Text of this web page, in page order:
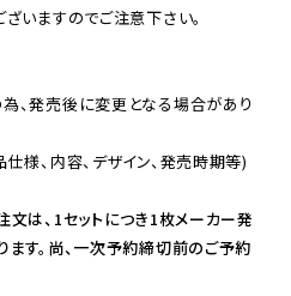
いますのでご注意下さい。
、発売後に変更となる場合があり
、内容、デザイン、発売時期等)
は、1セットにつき1枚メーカー発
す。尚、一次予約締切前のご予約